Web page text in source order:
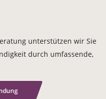
unterstützen wir Sie
durch umfassende,